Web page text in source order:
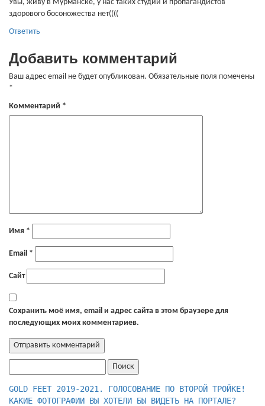
Увы, живу в Мурманске, у нас таких студий и пропагандистов
здорового босоножества нет((((
Ответить
Добавить комментарий
Ваш адрес email не будет опубликован. Обязательные поля помечены
*
Комментарий *
Имя *
Email *
Сайт
Сохранить моё имя, email и адрес сайта в этом браузере для
последующих моих комментариев.
КАКИЕ ФОТОГРАФИИ ВЫ ХОТЕЛИ БЫ ВИДЕТЬ НА ПОРТАЛЕ?